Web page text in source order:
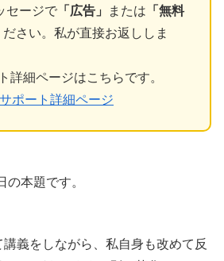
セージで 「広告」 または 「無料
さい。私が直接お返ししま
詳細ページはこちらです。
ポート詳細ページ
の本題です。
義をしながら、私自身も改めて反